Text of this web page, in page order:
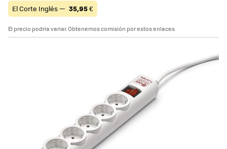
El Corte Inglés — 35,95€
El precio podría variar. Obtenemos comisión por estos enlaces